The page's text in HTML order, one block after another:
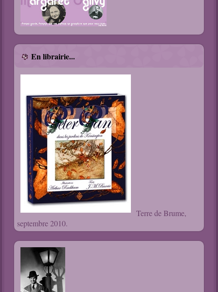
En librairie...
Terre de Brume,
septembre 2010.